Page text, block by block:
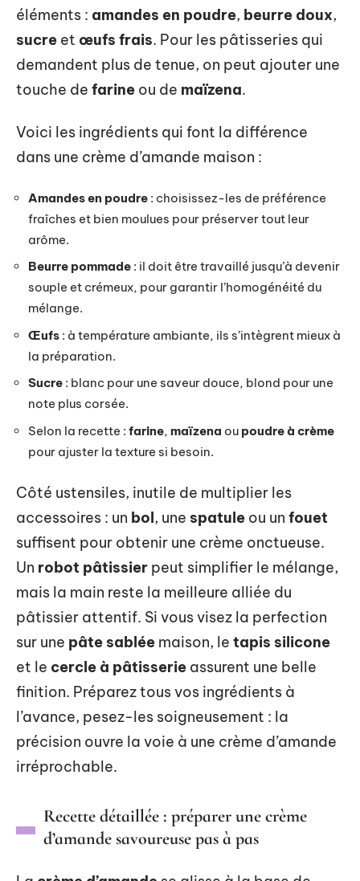
éléments : amandes en poudre, beurre doux,
sucre et œufs frais. Pour les pâtisseries qui
demandent plus de tenue, on peut ajouter une
touche de farine ou de maïzena.
Voici les ingrédients qui font la différence
dans une crème d’amande maison :
Amandes en poudre : choisissez-les de préférence
fraîches et bien moulues pour préserver tout leur
arôme.
Beurre pommade : il doit être travaillé jusqu’à devenir
souple et crémeux, pour garantir l’homogénéité du
mélange.
Œufs : à température ambiante, ils s’intègrent mieux à
la préparation.
Sucre : blanc pour une saveur douce, blond pour une
note plus corsée.
Selon la recette : farine, maïzena ou poudre à crème
pour ajuster la texture si besoin.
Côté ustensiles, inutile de multiplier les
accessoires : un bol, une spatule ou un fouet
suffisent pour obtenir une crème onctueuse.
Un robot pâtissier peut simplifier le mélange,
mais la main reste la meilleure alliée du
pâtissier attentif. Si vous visez la perfection
sur une pâte sablée maison, le tapis silicone
et le cercle à pâtisserie assurent une belle
finition. Préparez tous vos ingrédients à
l’avance, pesez-les soigneusement : la
précision ouvre la voie à une crème d’amande
irréprochable.
Recette détaillée : préparer une crème
d’amande savoureuse pas à pas